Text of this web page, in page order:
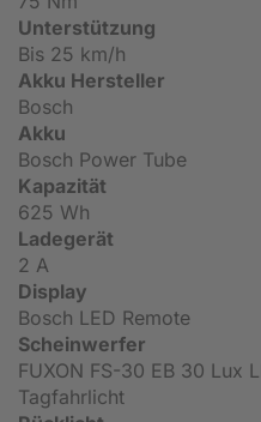
Unterstützung
Bis 25 km/h
Akku Hersteller
Bosch
Akku
Bosch Power Tube
Kapazität
625 Wh
Ladegerät
2 A
Display
Bosch LED Remote
Scheinwerfer
FUXON FS-30 EB 30 Lux
Tagfahrlicht